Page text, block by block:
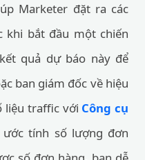
Marketer đặt ra các
khi bắt đầu một chiến
quả dự báo này để
ban giám đốc về hiệu
liệu traffic với Công cụ
ước tính số lượng đơn